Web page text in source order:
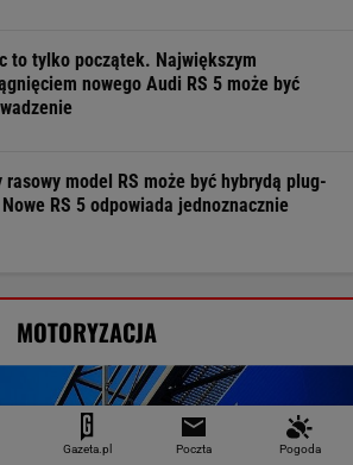
to tylko początek. Największym
nowego Audi RS 5 może być
rasowy model RS może być hybrydą plug-
RS 5 odpowiada jednoznacznie
MOTORYZACJA
Gazeta.pl Poczta Pogoda